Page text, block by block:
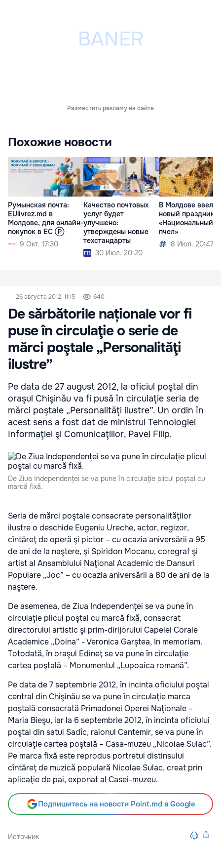
Разместить рекламу на сайте
Похожие новости
Румынская почта:
EUlivrez.md в
Молдове, для онлайн-
покупок в ЕС Ⓟ
9 Окт. 17:30
Качество почтовых
услуг будет
улучшено:
утверждены новые
техстандарты
30 Июл. 20:20
В Молдове ввели
новый праздник
«Национальный
пчел»
8 Июл. 20:47
26 августа 2012, 11:15 640
De sărbătorile naționale vor fi
puse în circulaţie o serie de
mărci poştale „Personalităţi
ilustre”
Pe data de 27 august 2012, la oficiul poştal din
oraşul Chişinău va fi pusă în circulaţie seria de
mărci poştale „Personalităţi ilustre”. Un ordin în
acest sens a fost dat de ministrul Tehnologiei
Informaţiei şi Comunicaţiilor, Pavel Filip.
De Ziua Independenței se va pune în circulaţie plicul poştal cu
marcă fixă.
Seria de mărci poştale consacrate personalităţilor
ilustre o deschide Eugeniu Ureche, actor, regizor,
cîntăreţ de operă şi pictor – cu ocazia aniversării a 95
de ani de la naştere, şi Spiridon Mocanu, coregraf şi
artist al Ansamblului Naţional Academic de Dansuri
Populare „Joc” – cu ocazia aniversării a 80 de ani de la
naştere.
De asemenea, de Ziua Independenței se va pune în
circulaţie plicul poştal cu marcă fixă, consacrat
directorului artistic şi prim-dirijorului Capelei Corale
Academice „Doina” - Veronica Garştea, In memoriam.
Totodată, în oraşul Edineţ se va pune în circulaţie
cartea poştală – Monumentul „Lupoaica romană”.
Pe data de 7 septembrie 2012, în incinta oficiului poştal
central din Chişinău se va pune în circulaţie marca
poştală consacrată Primadonei Operei Naţionale –
Maria Bieşu, iar la 6 septembrie 2012, în incinta oficiului
poştal din satul Sadîc, raionul Cantemir, se va pune în
circulaţie cartea poştală – Casa-muzeu „Nicolae Sulac”.
Pe marca fixă este reprodus portretul distinsului
cîntăreţ de muzică populară Nicolae Sulac, creat prin
aplicaţie de pai, exponat al Casei-muzeu.
Подпишитесь на новости Point.md в Google
Источник